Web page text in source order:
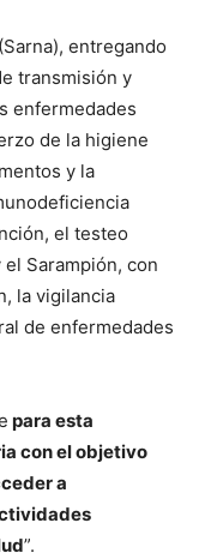
entregando
transmisión y
enfermedades
de la higiene
y la
el testeo
Sarampión, con
la vigilancia
de enfermedades
para esta
con el objetivo
a
”.